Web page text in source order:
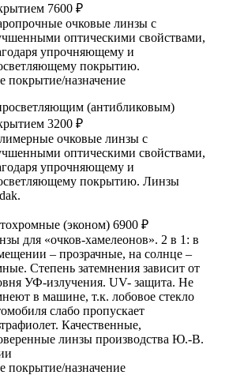
7600 ₽
очковые линзы с
оптическими свойствами,
упрочняющему и
покрытию.
покрытие/назначение
(антибликовым)
3200 ₽
очковые линзы с
оптическими свойствами,
упрочняющему и
покрытию. Линзы
(эконом) 6900 ₽
для «очков-хамелеонов». 2 в 1: в
– прозрачные, на солнце –
Степень затемнения зависит от
УФ-излучения. UV- защита. Не
в машине, т.к. лобовое стекло
слабо пропускает
Качественные,
линзы производства Ю.-В.
покрытие/назначение